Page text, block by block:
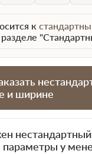
к
разделе
и ширине
параметры у